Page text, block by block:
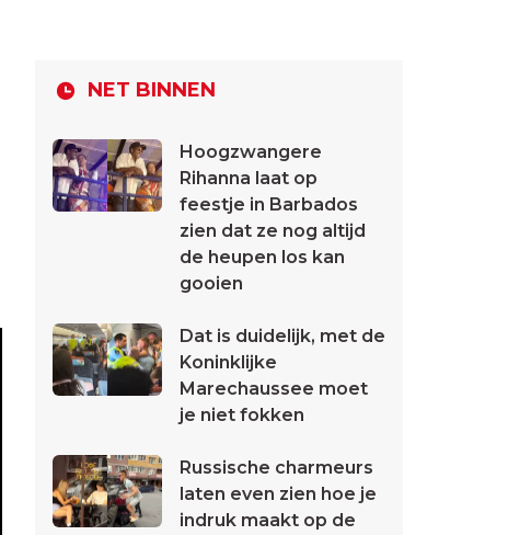
NET BINNEN
Hoogzwangere
Rihanna laat op
feestje in Barbados
zien dat ze nog altijd
de heupen los kan
gooien
Dat is duidelijk, met de
Koninklijke
Marechaussee moet
je niet fokken
Russische charmeurs
laten even zien hoe je
indruk maakt op de